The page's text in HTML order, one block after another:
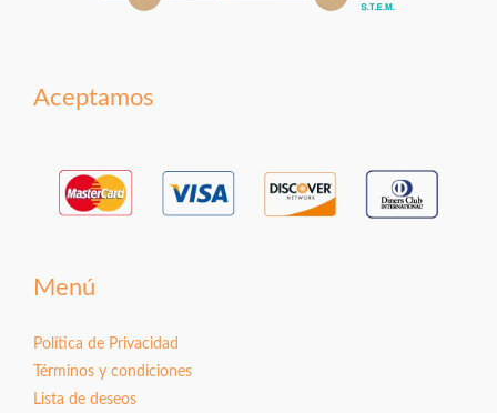
Aceptamos
Menú
Política de Privacidad
Términos y condiciones
Lista de deseos